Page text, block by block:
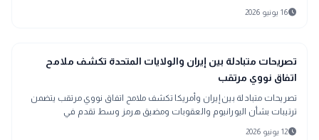
دخول الجناح مهدي ترابي إلى الولايات المتحدة.
schedule16 يونيو 2026
language
اخبار عالمية
تصريحات متبادلة بين إيران والولايات المتحدة تكشف ملامح
اتفاق نووي مرتقب
تصريحات متبادلة بين إيران وأمريكا تكشف ملامح اتفاق نووي مرتقب يتضمن
ترتيبات بشأن اليورانيوم والعقوبات ومضيق هرمز وسط تقدم في
المفاوضات.
schedule12 يونيو 2026